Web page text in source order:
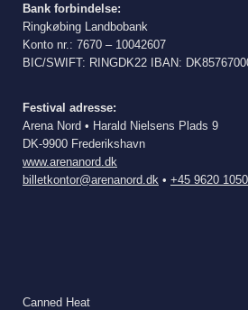
Bank forbindelse:
Ringkøbing Landbobank
Konto nr.: 7670 – 10042607
BIC/SWIFT: RINGDK22 IBAN:
Festival adresse:
Arena Nord • Harald Nielsens Plads 9
DK-9900 Frederikshavn
www.arenanord.dk
billetkontor@arenanord.dk • +45 9620 1050
Canned Heat